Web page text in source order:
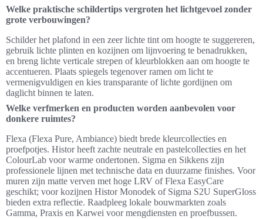
Welke praktische schildertips vergroten het lichtgevoel zonder
grote verbouwingen?
Schilder het plafond in een zeer lichte tint om hoogte te suggereren,
gebruik lichte plinten en kozijnen om lijnvoering te benadrukken,
en breng lichte verticale strepen of kleurblokken aan om hoogte te
accentueren. Plaats spiegels tegenover ramen om licht te
vermenigvuldigen en kies transparante of lichte gordijnen om
daglicht binnen te laten.
Welke verfmerken en producten worden aanbevolen voor
donkere ruimtes?
Flexa (Flexa Pure, Ambiance) biedt brede kleurcollecties en
proefpotjes. Histor heeft zachte neutrale en pastelcollecties en het
ColourLab voor warme ondertonen. Sigma en Sikkens zijn
professionele lijnen met technische data en duurzame finishes. Voor
muren zijn matte verven met hoge LRV of Flexa EasyCare
geschikt; voor kozijnen Histor Monodek of Sigma S2U SuperGloss
bieden extra reflectie. Raadpleeg lokale bouwmarkten zoals
Gamma, Praxis en Karwei voor mengdiensten en proefbussen.